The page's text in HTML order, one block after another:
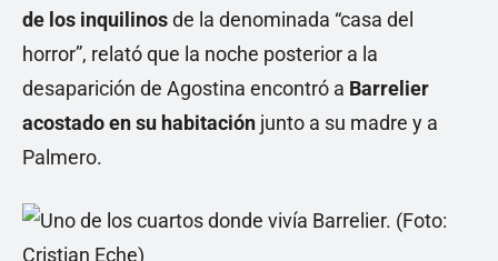
de los inquilinosde la denominada “casa del
horror”, relató que la noche posterior a la
desaparición de Agostina encontró a Barrelier
acostado en su habitación junto a su madre y a
Palmero.